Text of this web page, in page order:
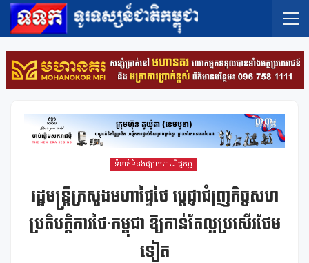
ទំនាក់ទំនងផ្សាយពាណិជ្ជកម្ម
រដ្ឋមន្ត្រីក្រសួងមហាផ្ទៃថៃ ប្ដេជ្ញាជំរុញកិច្ចសហ
ប្រតិបត្តិការថៃ-កម្ពុជា ឱ្យកាន់តែល្អប្រសើរថែម
ទៀត